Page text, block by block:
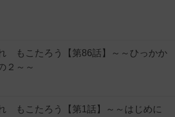
もこたろう【第86話】～～ひっかか
２～～
もこたろう【第1話】～～はじめに